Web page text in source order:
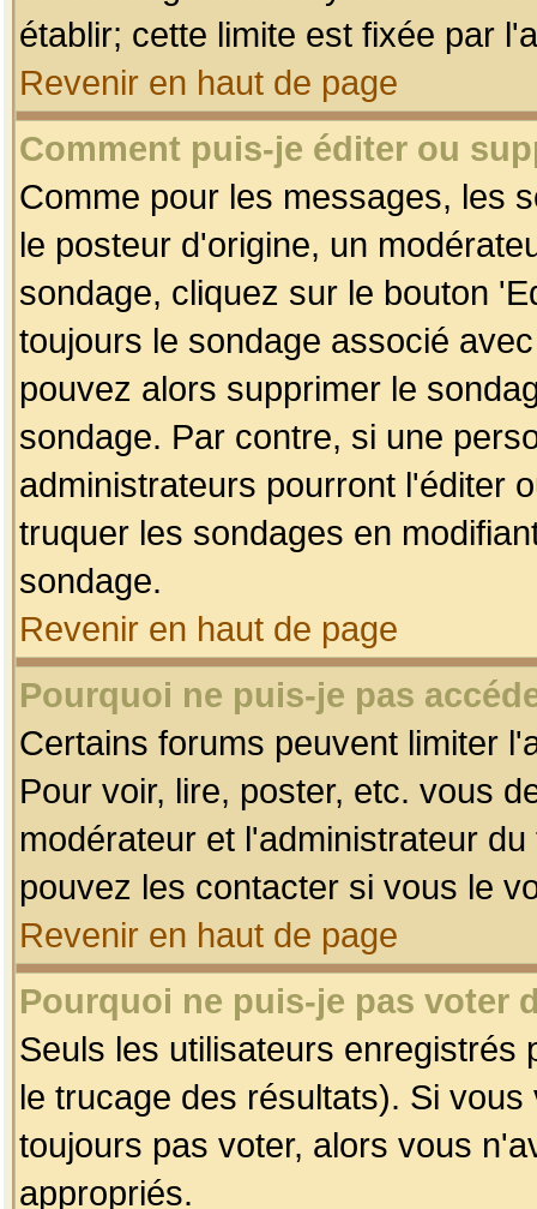
établir; cette limite est fixée par
Revenir en haut de page
Comment puis-je éditer ou
Comme pour les messages, les
le posteur d'origine, un
sondage, cliquez sur le bouton
toujours le sondage associé
pouvez alors supprimer le
sondage. Par contre, si une
administrateurs pourront l'éditer
truquer les sondages en
sondage.
Revenir en haut de page
Pourquoi ne puis-je pas
Certains forums peuvent limiter
Pour voir, lire, poster, etc. vous
modérateur et l'administrateur
pouvez les contacter si vous le
Revenir en haut de page
Pourquoi ne puis-je pas voter
Seuls les utilisateurs enregistrés
le trucage des résultats). Si
toujours pas voter, alors vous
appropriés.